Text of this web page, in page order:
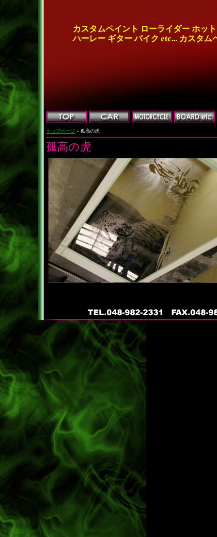
カスタムペイント ローライダー ホッ
ハーレー ギター バイク etc... カスタム
トップページ » 孤高の虎
孤高の虎